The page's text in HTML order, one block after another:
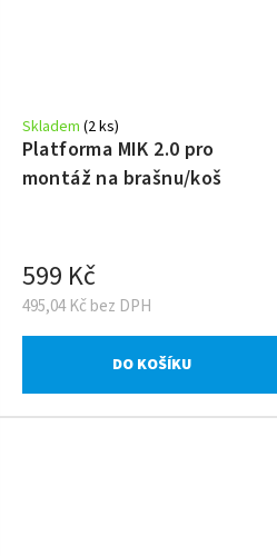
Platforma MIK 2.0 pro
montáž na brašnu/koš
Skladem (2 ks)
495,04 Kč bez DPH
599 Kč
DO KOŠÍKU